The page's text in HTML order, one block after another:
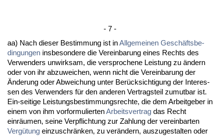
- 7 -
aa) Nach die­ser Be­stim­mung ist inAll­ge­mei­nen Geschäfts­be­
din­gun­gen ins­be­son­de­re die Ver­ein­ba­rung ei­nes Rechts des
Ver­wen­ders un­wirk­sam, die ver­spro­che­ne Leis­tung zu ändern
oder von ihr ab­zu­wei­chen, wenn nicht die Ver­ein­ba­rung der
Ände­rung oder Ab­wei­chung un­ter Berück­sich­ti­gung der In­ter­es­
sen des Ver­wen­ders für den an­de­ren Ver­trags­teil zu­mut­bar ist.
Ein-sei­ti­ge Leis­tungs­be­stim­mungs­rech­te, die dem Ar­beit­ge­ber in
ei­nem von ihm vor­for­mu­lier­tenAr­beits­ver­trag das Recht
einräum­en, sei­ne Ver­pflich­tung zur Zah­lung der ver­ein­bar­ten
Vergütung ein­zu­schränken, zu verändern, aus­zu­ge­stal­ten oder